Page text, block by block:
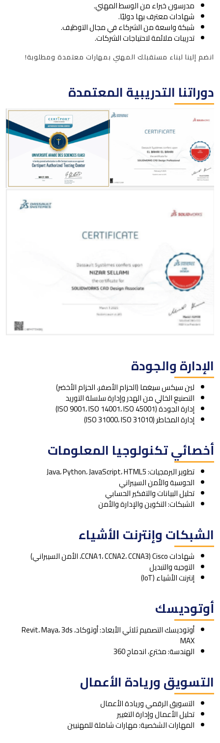
مدرسون خبراء من الوسط المهني.
شهادات معترف بها دوليًا.
شبكة واسعة من الشركاء في مجال التوظيف.
تدريبات ملائمة لاحتياجات الشركات.
انضم إلينا لبناء مستقبلك المهني بمهارات معتمدة ومطلوبة!
دوراتنا التدريبية المعتمدة
الإدارة والجودة
لين سيكس سيغما (الحزام الأصفر، الحزام الأخضر)
التصنيع الخالي من الهدر وإدارة سلسلة التوريد
إدارة الجودة (ISO 9001، ISO 14001، ISO 45001)
إدارة المخاطر (ISO 31000، ISO 31010)
أخصائي تكنولوجيا المعلومات
تطوير البرمجيات: Java، Python، JavaScript، HTML5
الحوسبة والأمن السيبراني
تحليل البيانات والتفكير الحسابي
الشبكات: التكوين والإدارة والأمن
الشبكات وإنترنت الأشياء
شهادات Cisco (CCNA1، CCNA2، CCNA3، الأمن السيبراني)
التوجيه والتبديل
إنترنت الأشياء (IoT)
أوتوديسك
أوتوديسك التصميم ثلاثي الأبعاد: أوتوكاد، Revit، Maya، 3ds
MAX
الهندسة: مخترع، اندماج 360
التسويق وريادة الأعمال
التسويق الرقمي وريادة الأعمال
تحليل الأعمال وإدارة التغيير
المهارات الشخصية: مهارات شاملة للمهنيين